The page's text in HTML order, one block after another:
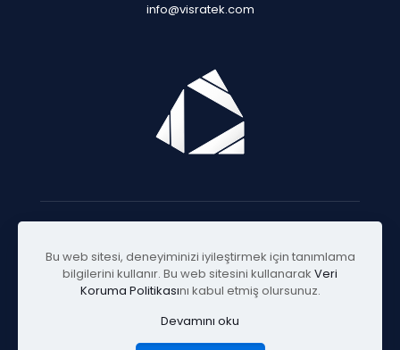
info@visratek.com
© 2025 Visratek
Bu web sitesi, deneyiminizi iyileştirmek için tanımlama
bilgilerini kullanır. Bu web sitesini kullanarak Veri
Koruma Politikasını kabul etmiş olursunuz.
Devamını oku